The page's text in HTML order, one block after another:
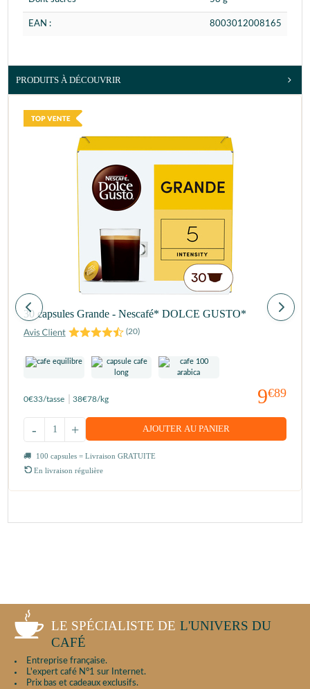
EAN : 8003012008165
PRODUITS À DÉCOUVRIR
30 capsules Grande - Nescafé* DOLCE GUSTO*
(20)
9€89
0€33/tasse 38€78/kg
+
- AJOUTER AU PANIER
100 capsules = Livraison GRATUITE
En livraison régulière
LE SPÉCIALISTE DE L'UNIVERS DU
CAFÉ
Entreprise française.
L'expert café N°1 sur Internet.
Prix bas et cadeaux exclusifs.